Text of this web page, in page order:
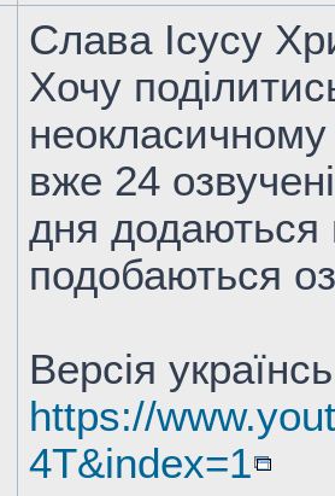
Слава Ісусу
Хочу
вже 24
дня додаються
подобаються
Версія
https://
4T&index=1